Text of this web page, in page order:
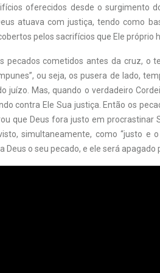
oferecidos desde o surgimento
atuava com justiça, tendo como
pelos sacrifícios que Ele próprio
pecados cometidos antes da cruz, o
ou seja, os pusera de lado,
juízo. Mas, quando o verdadeiro
contra Ele Sua justiça. Então os
que Deus fora justo em procrastinar
simultaneamente, como “justo e
Deus o seu pecado, e ele será apagado